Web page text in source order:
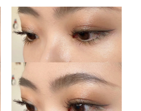
い＋時短メイク＋スキンケア＋化
粧持ち良い】私にとって本当に
100点の商品です！愛していま
す！ちなみに肌の色が黒いので一
番暗いOC-415番を使用していま
す。
やかな発色と幅広いカラー展開
で、本当に私のカラーメイクに大
活躍。 本日は春の花畑をイメー
ジしたYELLO&PURPLEメイクと
して、006番のPSYCHEDELICを
使用。 可愛いラメと春のお花の
ような鮮やかな発色が大好き。
休日やパーテイーのカラーメイク
にトライしたい方にぜひオスス
メ！